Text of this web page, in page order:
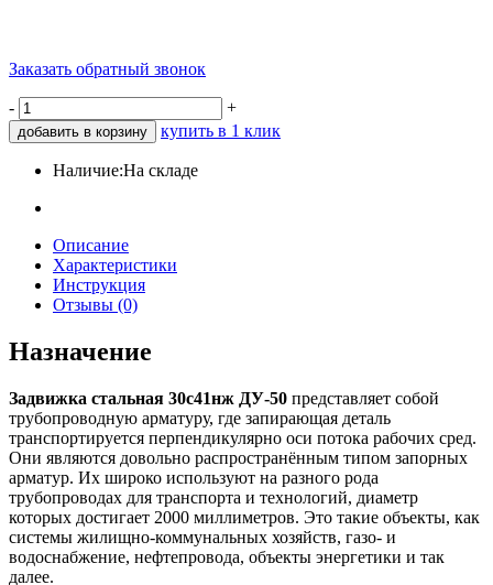
Заказать обратный звонок
- +
добавить в корзину купить в 1 клик
Наличие:На складе
Описание
Характеристики
Инструкция
Отзывы (0)
Назначение
Задвижка стальная 30с41нж ДУ-50 представляет собой
трубопроводную арматуру, где запирающая деталь
транспортируется перпендикулярно оси потока рабочих сред.
Они являются довольно распространённым типом запорных
арматур. Их широко используют на разного рода
трубопроводах для транспорта и технологий, диаметр
которых достигает 2000 миллиметров. Это такие объекты, как
системы жилищно-коммунальных хозяйств, газо- и
водоснабжение, нефтепровода, объекты энергетики и так
далее.